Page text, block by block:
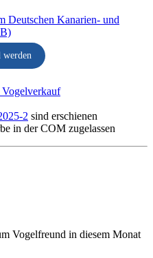
2 sind erschienen
in der COM zugelassen
Vogelfreund in diesem Monat